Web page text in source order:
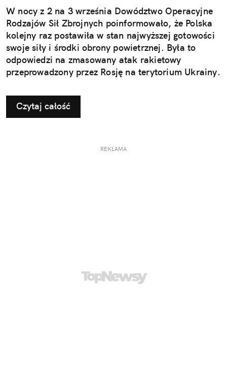
W nocy z 2 na 3 września Dowództwo Operacyjne
Rodzajów Sił Zbrojnych poinformowało, że Polska
kolejny raz postawiła w stan najwyższej gotowości
swoje siły i środki obrony powietrznej. Była to
odpowiedzi na zmasowany atak rakietowy
przeprowadzony przez Rosję na terytorium Ukrainy.
Czytaj całość
REKLAMA